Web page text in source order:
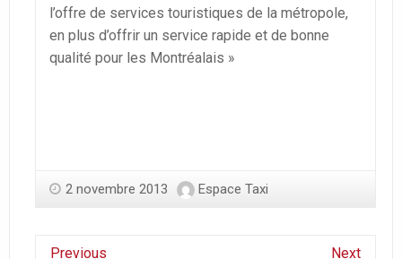
l’offre de services touristiques de la métropole,
en plus d’offrir un service rapide et de bonne
qualité pour les Montréalais »
2 novembre 2013 Espace Taxi
Previous Next